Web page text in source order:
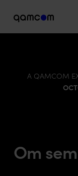
A QAMCOM
Om